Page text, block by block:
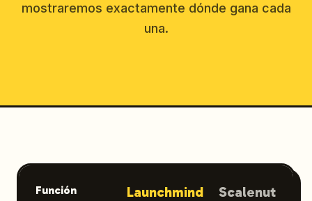
mostraremos exactamente dónde gana cada
una.
Función Launchmind Scalenut